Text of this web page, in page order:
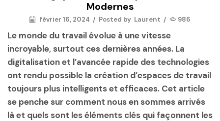
Modernes
février 16, 2024 / Posted by Laurent / 986
Le monde du travail évolue à une vitesse
incroyable, surtout ces dernières années. La
digitalisation et l’avancée rapide des technologies
ont rendu possible la création d’espaces de travail
toujours plus intelligents et efficaces. Cet article
se penche sur comment nous en sommes arrivés
là et quels sont les éléments clés qui façonnent les